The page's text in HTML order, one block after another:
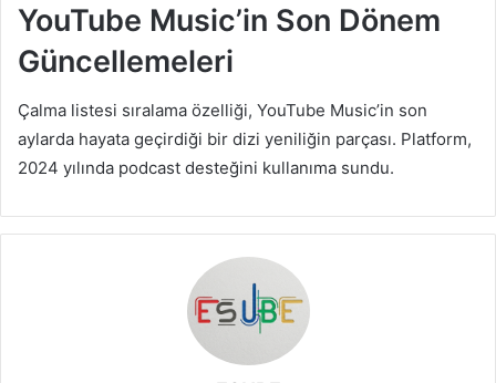
YouTube Music’in Son Dönem
Güncellemeleri
Çalma listesi sıralama özelliği, YouTube Music’in son
aylarda hayata geçirdiği bir dizi yeniliğin parçası. Platform,
2024 yılında podcast desteğini kullanıma sundu.